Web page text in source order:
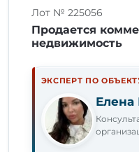
Лот № 225056
Продается
недвижимость
ЭКСПЕРТ ПО
Елена